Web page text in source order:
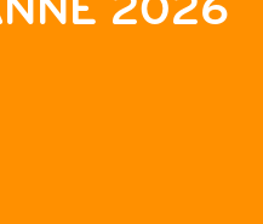
2026